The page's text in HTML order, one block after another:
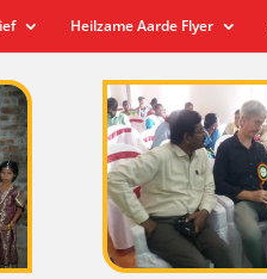
Heilzame Aarde Flyer